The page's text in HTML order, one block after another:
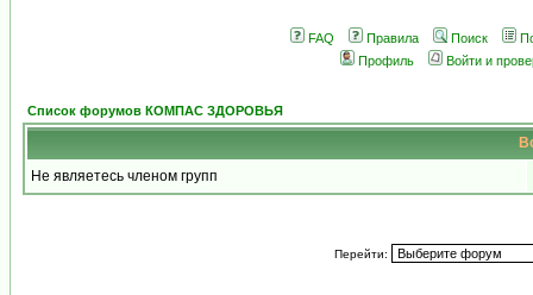
FAQ Правила Поиск
Профиль
Войти и
Список форумов КОМПАС ЗДОРОВЬЯ
Не являетесь членом групп
Перейти: